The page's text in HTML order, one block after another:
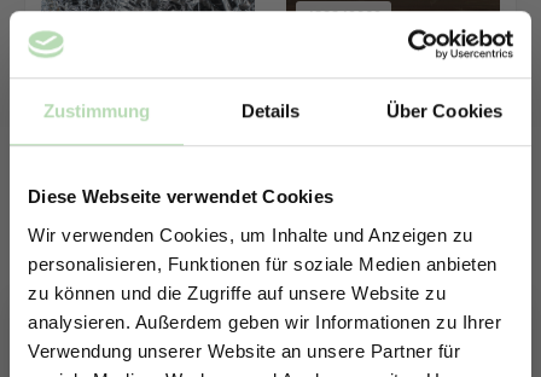
Zustimmung Details Über Cookies
Diese Webseite verwendet Cookies
Wir verwenden Cookies, um Inhalte und Anzeigen zu
personalisieren, Funktionen für soziale Medien anbieten
zu können und die Zugriffe auf unsere Website zu
analysieren. Außerdem geben wir Informationen zu Ihrer
Verwendung unserer Website an unsere Partner für
454434149
483349069